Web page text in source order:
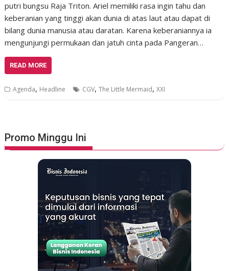
putri bungsu Raja Triton. Ariel memiliki rasa ingin tahu dan
keberanian yang tinggi akan dunia di atas laut atau dapat di
bilang dunia manusia atau daratan. Karena keberaniannya ia
mengunjungi permukaan dan jatuh cinta pada Pangeran…
READ MORE
Agenda, Headline CGV,The Little Mermaid,XXI
Promo Minggu Ini